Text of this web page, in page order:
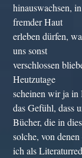
hinauswachsen, in
fremder Haut
erleben dürfen,
uns sonst
verschlossen
Heutzutage
scheinen wir ja in
das Gefühl, dass
Bücher, die in
solche, von
ich als